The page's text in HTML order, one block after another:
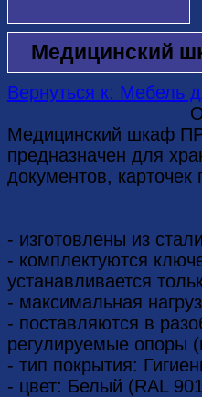
Медицинский
Вернуться к: Мебель
Медицинский шкаф
предназначен для
документов,
- изготовлены из
- комплектуются
устанавливается
- максимальная
- поставляются в
регулируемые опоры
- тип покрытия:
- цвет: Белый (RAL